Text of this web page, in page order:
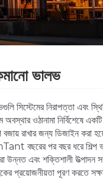
ভালভ
সিস্টেমের নিরাপত্তা এবং
ওঠানামা নির্বিশেষে একটি
বজায় রাখার জন্য ডিজাইন করা
বছরের পর বছর ধরে শিল্প
উন্নত এবং শক্তিশালী উত্পাদন
প্রয়োজনীয়তা পূরণ করতে